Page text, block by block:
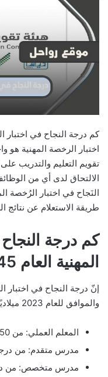
اختبار الرخصة المهنية هو
تقويم التعليم والتدريب
الالتحاق لدى أي من
طريقة الاستعلام عن نتائج
كم درجة
المهنية العام 1445
والموافق للعام 2023 ميلاديًا تتمثل فيما يلي:
المعلم العملي: من 50 درجة حتى 69 درجة.
مدرس متقدم: من درجة 70 حتى
مدرس متخصص: من درجة 80